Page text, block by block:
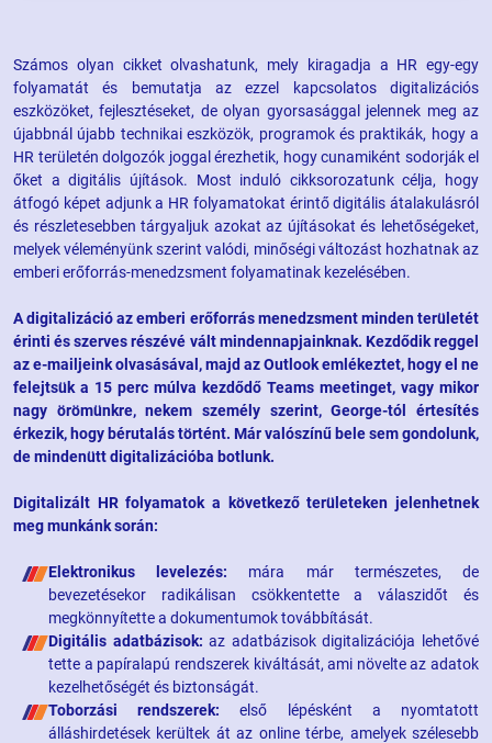
Számos olyan cikket olvashatunk, mely kiragadja a HR egy-egy
folyamatát és bemutatja az ezzel kapcsolatos digitalizációs
eszközöket, fejlesztéseket, de olyan gyorsasággal jelennek meg az
újabbnál újabb technikai eszközök, programok és praktikák, hogy a
HR területén dolgozók joggal érezhetik, hogy cunamiként sodorják el
őket a digitális újítások. Most induló cikksorozatunk célja, hogy
átfogó képet adjunk a HR folyamatokat érintő digitális átalakulásról
és részletesebben tárgyaljuk azokat az újításokat és lehetőségeket,
melyek véleményünk szerint valódi, minőségi változást hozhatnak az
emberi erőforrás-menedzsment folyamatinak kezelésében.
A digitalizáció az emberi erőforrás menedzsment minden területét
érinti és szerves részévé vált mindennapjainknak. Kezdődik reggel
az e-mailjeink olvasásával, majd az Outlook emlékeztet, hogy el ne
felejtsük a 15 perc múlva kezdődő Teams meetinget, vagy mikor
nagy örömünkre, nekem személy szerint, George-tól értesítés
érkezik, hogy bérutalás történt. Már valószínű bele sem gondolunk,
de mindenütt digitalizációba botlunk.
Digitalizált HR folyamatok a következő területeken jelenhetnek
meg munkánk során:
Elektronikus levelezés: mára már természetes, de
bevezetésekor radikálisan csökkentette a válaszidőt és
megkönnyítette a dokumentumok továbbítását.
Digitális adatbázisok: az adatbázisok digitalizációja lehetővé
tette a papíralapú rendszerek kiváltását, ami növelte az adatok
kezelhetőségét és biztonságát.
Toborzási rendszerek: első lépésként a nyomtatott
álláshirdetések kerültek át az online térbe, amelyek szélesebb